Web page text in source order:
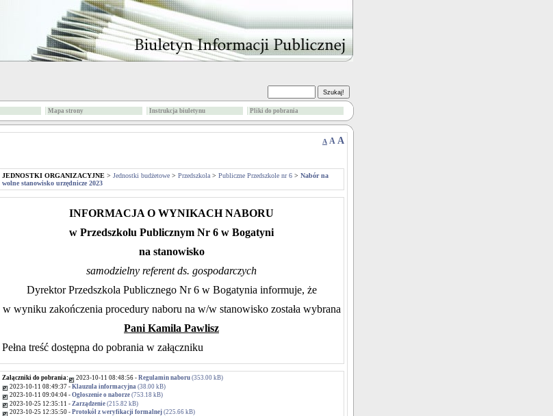
Mapa strony Instrukcja biuletynu Pliki do pobrania
A A A
JEDNOSTKI ORGANIZACYJNE > Jednostki budżetowe > Przedszkola > Publiczne Przedszkole nr 6 > Nabór na
wolne stanowisko urzędnicze 2023
INFORMACJA O WYNIKACH NABORU
w Przedszkolu Publicznym Nr 6 w Bogatyni
na stanowisko
samodzielny referent ds. gospodarczych
Dyrektor Przedszkola Publicznego Nr 6 w Bogatynia informuje, że
w wyniku zakończenia procedury naboru na w/w stanowisko została wybrana
Pani Kamila Pawlisz
Pełna treść dostępna do pobrania w załączniku
Załączniki do pobrania: 2023-10-11 08:48:56 - Regulamin naboru (353.00 kB)
2023-10-11 08:49:37 - Klauzula informacyjna (38.00 kB)
2023-10-11 09:04:04 - Ogłoszenie o naborze (753.18 kB)
2023-10-25 12:35:11 - Zarządzenie (215.82 kB)
2023-10-25 12:35:50 - Protokół z weryfikacji formalnej (225.66 kB)